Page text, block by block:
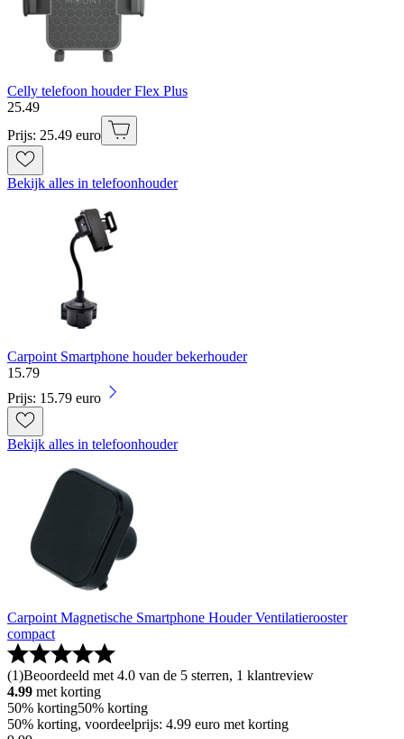
Celly telefoon houder Flex Plus
25.49
Prijs: 25.49 euro
Bekijk alles in telefoonhouder
Carpoint Smartphone houder bekerhouder
15.79
Prijs: 15.79 euro
Bekijk alles in telefoonhouder
Carpoint Magnetische Smartphone Houder Ventilatierooster
compact
(1)Beoordeeld met 4.0 van de 5 sterren, 1 klantreview
4.99 met korting
50% korting50% korting
50% korting, voordeelprijs: 4.99 euro met korting